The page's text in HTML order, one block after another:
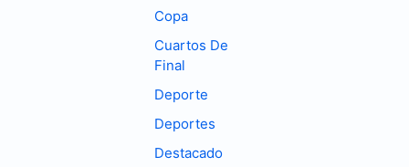
Copa
Cuartos De
Final
Deporte
Deportes
Destacado